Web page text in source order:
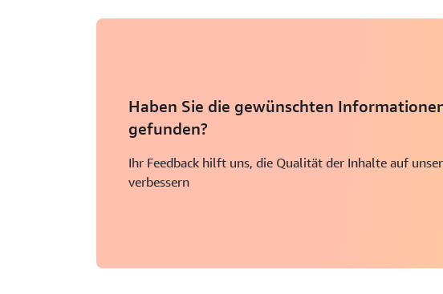
Haben Sie die gewünschten
gefunden?
Ihr Feedback hilft uns, die Qualität der Inhalte auf
verbessern